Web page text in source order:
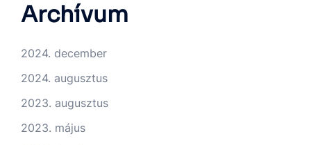
Archívum
2024. december
2024. augusztus
2023. augusztus
2023. május